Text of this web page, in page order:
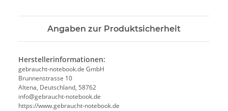
Angaben zur Produktsicherheit
Herstellerinformationen:
gebraucht-notebook.de GmbH
Brunnenstrasse 10
Altena, Deutschland, 58762
info@gebraucht-notebook.de
https://www.gebraucht-notebook.de